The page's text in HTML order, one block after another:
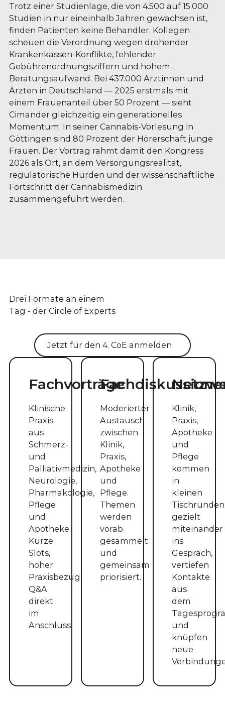
Trotz einer Studienlage, die von 4.500 auf 15.000
Studien in nur eineinhalb Jahren gewachsen ist,
finden Patienten keine Behandler. Kollegen
scheuen die Verordnung wegen drohender
Krankenkassen-Konflikte, fehlender
Gebührenordnungsziffern und hohem
Beratungsaufwand. Bei 437.000 Ärztinnen und
Ärzten in Deutschland — 2025 erstmals mit
einem Frauenanteil über 50 Prozent — sieht
Cimander gleichzeitig ein generationelles
Momentum: In seiner Cannabis-Vorlesung in
Göttingen sind 80 Prozent der Hörerschaft junge
Frauen. Der Vortrag rahmt damit den Kongress
2026 als Ort, an dem Versorgungsrealität,
regulatorische Hürden und der wissenschaftliche
Fortschritt der Cannabismedizin
zusammengeführt werden.
Drei Formate an einem
Tag - der Circle of Experts
Jetzt für den 4. CoE anmelden
Fachvorträge
Klinische
Praxis
aus
Schmerz-
und
Palliativmedizin,
Neurologie,
Pharmakologie,
Pflege
und
Apotheke.
Kurze
Slots,
hoher
Praxisbezug,
Q&A
direkt
im
Anschluss.
Moderierter
Austausch
zwischen
Klinik,
Praxis,
Apotheke
und
Pflege.
Themen
werden
vorab
gesammelt
und
gemeinsam
priorisiert.
Klinik,
Praxis,
Apotheke
und
Pflege
kommen
in
kleinen
Tischrunden
gezielt
miteinander
ins
Gespräch,
vertiefen
Kontakte
aus
dem
und
knüpfen
neue